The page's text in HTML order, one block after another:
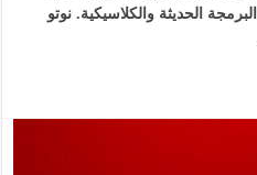
الحديثة والكلاسيكية. نوتو